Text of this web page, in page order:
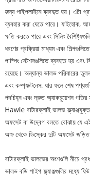
জন্য পাইপলাইনে ব্যবহৃত হয়। এটা
ব্যবহার করা যেতে পারে। যাইহোক,
ক্ষতি করতে পারে এবং সিলিং
ধরণের প্রক্রিয়া মাধ্যম এবং
পাম্পিং স্টেশনগুলিতে ব্যবহৃত হয় এবং
রয়েছে। অন্যান্য ভালভ পরিবারের
এবং কম্প্যাক্টনেস, যার ফলে শেষ
পদচিহ্ন এবং দ্রুত অ্যাকচুয়েশন গতির
Hawle বাটারফ্লাই ভালভ
অফসেট বা উদ্বেগ বলতে বোঝায় যে এই
অক্ষ থেকে ডিস্কের দুটি অফসেট
বাটারফ্লাই ভালভের অংশগুলি নীচে
ভালভ বডি পাইপ ফ্ল্যাঞ্জগুলির মধ্যে